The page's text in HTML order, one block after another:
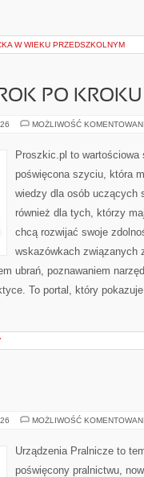
W WIEKU PRZEDSZKOLNYM
PO KROKU
MOŻLIWOŚĆ
Proszkic.pl to wartościowa
poświęcona szyciu, która
wiedzy dla osób uczących
również dla tych, którzy
chcą rozwijać swoje
wskazówkach związanych
ubrań, poznawaniem
To portal, który
MOŻLIWOŚĆ
Urządzenia Pralnicze to
poświęcony pralnictwu,